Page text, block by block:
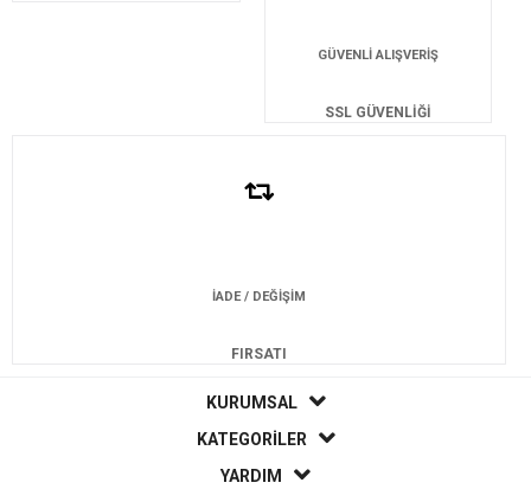
GÜVENLİ ALIŞVERİŞ
SSL GÜVENLİĞİ
İADE / DEĞİŞİM
FIRSATI
KURUMSAL
KATEGORİLER
YARDIM